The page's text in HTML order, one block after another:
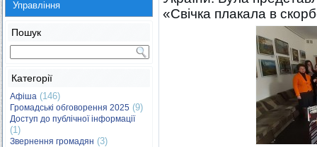
Управління
Пошук
Категорії
Афіша (146)
Громадські обговорення 2025 (9)
Доступ до публічної інформації
(1)
Звернення громадян (3)
«Свічка плакала в